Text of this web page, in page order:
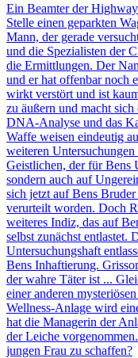
Ein Beamter der
Stelle einen geparkten
Mann, der gerade
und die Spezialisten der
die Ermittlungen. Der
und er hat offenbar noch
wirkt verstört und ist
zu äußern und macht
DNA-Analyse und das
Waffe weisen eindeutig
weiteren
Geistlichen, der für Bens
sondern auch auf
sich jetzt auf Bens
verurteilt worden. Doch
weiteres Indiz, das auf
selbst zunächst entlastet.
Untersuchungshaft
Bens Inhaftierung.
der wahre Täter ist ...
einer anderen
Wellness-Anlage wird
hat die Managerin der
der Leiche
jungen Frau zu schaffen?